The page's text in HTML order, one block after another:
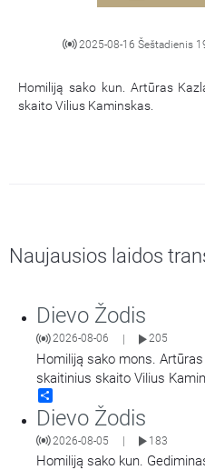
2025-08-16 Šeštadienis
Homiliją sako kun. Artūras
skaito Vilius Kaminskas.
Naujausios laidos
Dievo Žodis
2026-08-06 205
Homiliją sako mons.
skaitinius skaito Vilius
Dievo Žodis
2026-08-05 183
Homiliją sako kun.